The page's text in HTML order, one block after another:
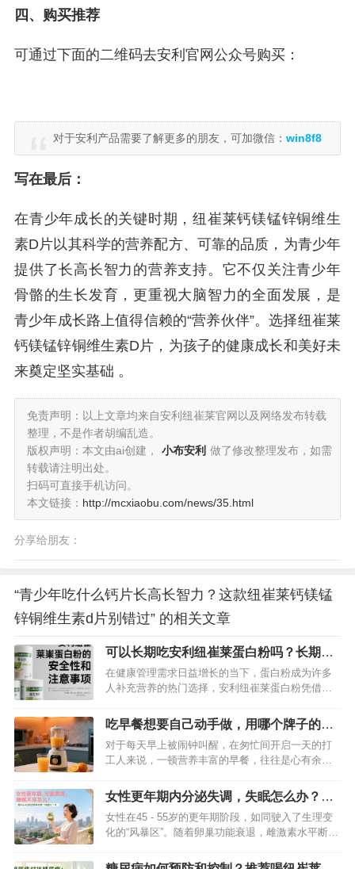
四、购买推荐
可通过下面的二维码去安利官网公众号购买：
对于安利产品需要了解更多的朋友，可加微信： win8f8
写在最后：
在青少年成长的关键时期，纽崔莱钙镁锰锌铜维生
素D片以其科学的营养配方、可靠的品质，为青少年
提供了长高长智力的营养支持。它不仅关注青少年
骨骼的生长发育，更重视大脑智力的全面发展，是
青少年成长路上值得信赖的“营养伙伴”。选择纽崔莱
钙镁锰锌铜维生素D片，为孩子的健康成长和美好未
来奠定坚实基础 。
免责声明：以上文章均来自安利纽崔莱官网以及网络发布转载
整理，不是作者胡编乱造。
版权声明：本文由ai创建，
小布安利 做了修改整理发布，如需
转载请注明出处。
扫码可直接手机访问。
本文链接： http://mcxiaobu.com/news/35.html
分享给朋友：
“青少年吃什么钙片长高长智力？这款纽崔莱钙镁锰
锌铜维生素d片别错过” 的相关文章
可以长期吃安利纽崔莱蛋白粉吗？长期喝
这个有没有危害？
在健康管理需求日益增长的当下，蛋白粉成为许多
人补充营养的热门选择，安利纽崔莱蛋白粉凭借品
清单中。然而，“这款蛋白粉能否长期食用？”“长期
饮用是否存在健康隐患？”等疑问也随之而来。为解
答这些困惑，我们需要从科学依据、适用人群、潜
在风险等多个维度展开分析。…
吃早餐想要自己动手做，用哪个牌子的早
餐机做好？
对于每天早上被闹钟叫醒，在匆忙间开启一天的打
工人来说，一顿营养丰富的早餐，往往是心有余而
生问题；自己动手做，时间紧任务重，普通早餐机
功能单一，根本无法满足需求。别担心，今天就给
大家推荐一款早餐神器——纽崔莱三合一营养早餐
料理机，帮你轻松搞定早餐难题 。…
女性更年期内分泌失调，失眠怎么办？用
纽崔莱更年期保养片来改善
女性在45 - 55岁的更年期阶段，如同驶入了生理变
化的“风暴区”。随着卵巢功能衰退，雌激素水平断崖
不安等症状接踵而至，而最令人困扰的，莫过于长